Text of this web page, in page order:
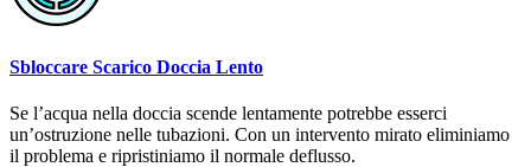
Sbloccare Scarico Doccia Lento
Se l’acqua nella doccia scende lentamente potrebbe esserci
un’ostruzione nelle tubazioni. Con un intervento mirato eliminiamo
il problema e ripristiniamo il normale deflusso.